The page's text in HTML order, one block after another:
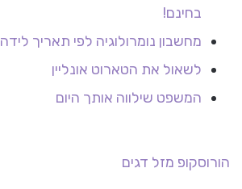
בחינם!
מחשבון נומרולוגיה לפי תאריך לידה
לשאול את הטארוט אונליין
המשפט שילווה אותך היום
הורוסקופ מזל דגים